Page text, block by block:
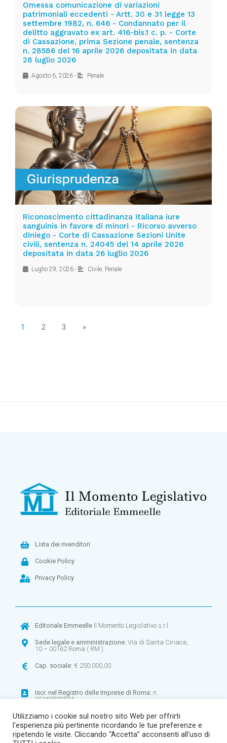
Omessa comunicazione di variazioni
patrimoniali eccedenti - Artt. 30 e 31 legge 13
settembre 1982, n. 646 - Condannato per il
delitto aggravato ex art. 416-bis.1 c. p. - Corte
di Cassazione, prima Sezione penale, sentenza
n. 28586 del 16 aprile 2026 depositata in data
28 luglio 2026
Agosto 6, 2026 • Penale
Riconoscimento cittadinanza italiana iure
sanguinis in favore di minori - Ricorso avverso
diniego - Corte di Cassazione Sezioni Unite
civili, sentenza n. 24045 del 14 aprile 2026
depositata in data 26 luglio 2026
Luglio 29, 2026 • Civile, Penale
1 2 3 »
Lista dei rivenditori
Cookie Policy
Privacy Policy
Editoriale EmmeelleIl Momento Legislativo s.r.l.
Sede legale e amministrazione: Via di Santa Ciriaca,
10 – 00162 Roma ( RM )
Cap. sociale: € 250.000,00
Iscr. nel Registro delle Imprese di Roma: n.
00468580584
CF:00468580584 –P.IVA:00900971003
R.E.A. n. 268906
Utilizziamo i cookie sul nostro sito Web per offrirti
l'esperienza più pertinente ricordando le tue preferenze e
ripetendo le visite. Cliccando “Accetta” acconsenti all'uso di